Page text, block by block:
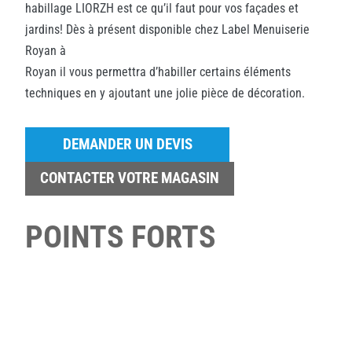
habillage LIORZH est ce qu’il faut pour vos façades et
jardins! Dès à présent disponible chez Label Menuiserie
Royan à
Royan il vous permettra d’habiller certains éléments
techniques en y ajoutant une jolie pièce de décoration.
DEMANDER UN DEVIS
CONTACTER VOTRE MAGASIN
POINTS FORTS